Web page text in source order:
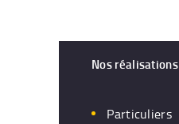
Nos réalisations
Particuliers